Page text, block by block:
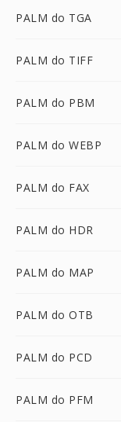
PALM do TGA
PALM do TIFF
PALM do PBM
PALM do WEBP
PALM do FAX
PALM do HDR
PALM do MAP
PALM do OTB
PALM do PCD
PALM do PFM